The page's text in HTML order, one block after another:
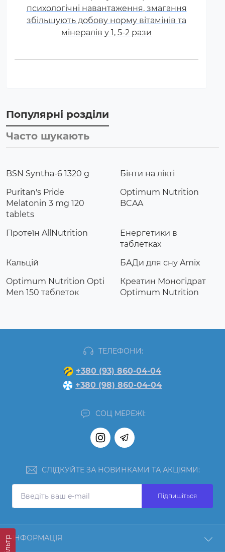
Фільтр
психологічні навантаження, змагання
збільшують добову норму вітамінів та
мінералів у 1, 5-2 рази
Популярні розділи
Часто шукають
BSN Syntha-6 1320 g
Бінти на лікті
Puritan's Pride
Melatonin 3 mg 120
tablets
Optimum Nutrition
BCAA
Протеїн AllNutrition
Енергетики в
таблетках
Кальцій
БАДи для сну Amix
Optimum Nutrition Opti
Men 150 таблеток
Креатин Моногідрат
Optimum Nutrition
ТЕЛЕФОНИ:
+380 (93) 860-04-04
+380 (98) 860-04-04
СОЦ МЕРЕЖІ:
СЛІДКУЙТЕ ЗА НОВИНКАМИ ТА АКЦІЯМИ:
Підпишіться
ІНФОРМАЦІЯ